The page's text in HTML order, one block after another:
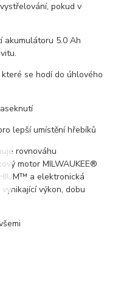
pokud v
akumulátoru 5.0 Ah
se hodí do úhlového
lepší umístění hřebíků
rovnováhu
motor MILWAUKEE®
a elektronická
výkon, dobu